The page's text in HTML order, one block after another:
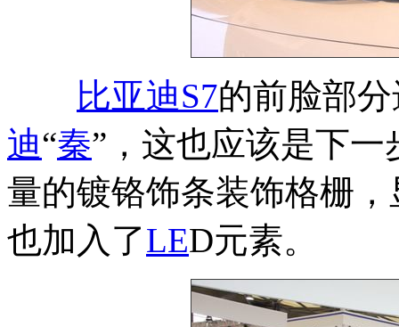
比亚迪S7的前脸部
迪“秦”，这也应该是下一
量的镀铬饰条装饰格栅
也加入了LED元素。